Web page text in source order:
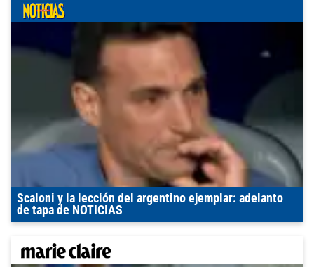
Scaloni y la lección del argentino ejemplar: adelanto
de tapa de NOTICIAS